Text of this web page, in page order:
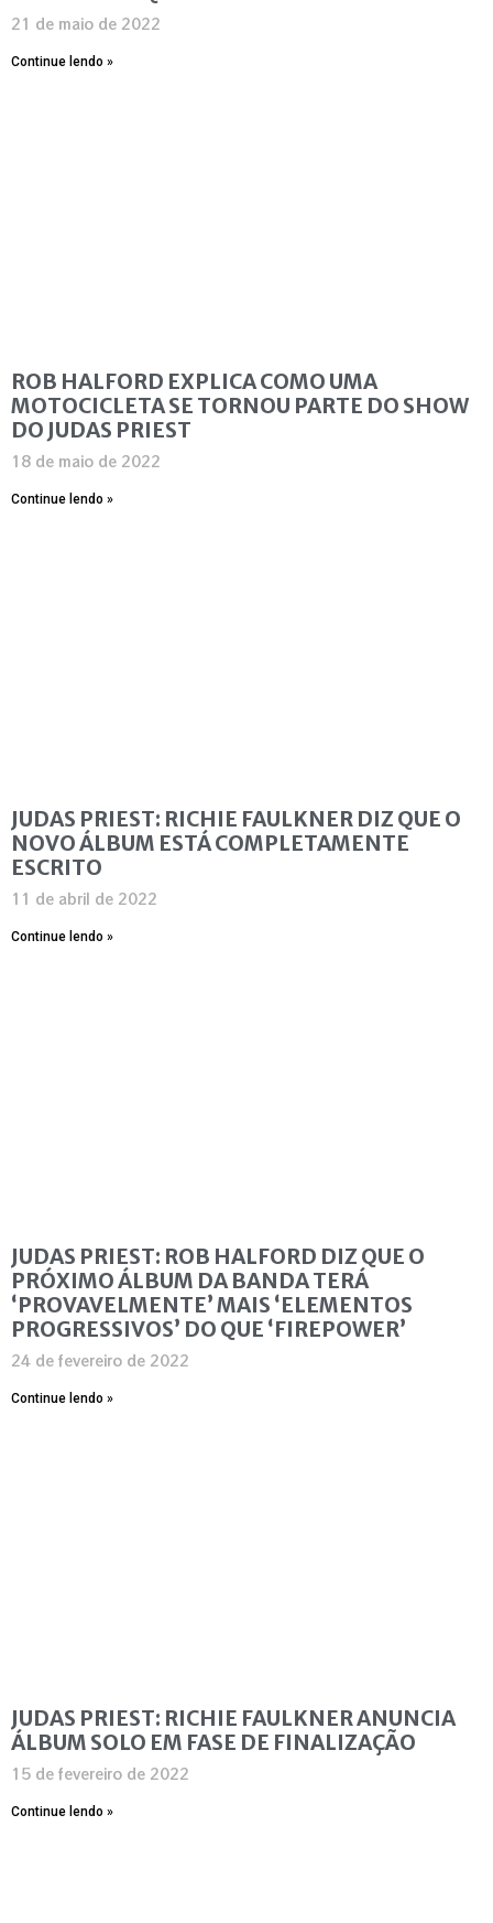
21 de maio de 2022
Continue lendo »
ROB HALFORD EXPLICA COMO UMA
MOTOCICLETA SE TORNOU PARTE DO SHOW
DO JUDAS PRIEST
18 de maio de 2022
Continue lendo »
JUDAS PRIEST: RICHIE FAULKNER DIZ QUE O
NOVO ÁLBUM ESTÁ COMPLETAMENTE
ESCRITO
11 de abril de 2022
Continue lendo »
JUDAS PRIEST: ROB HALFORD DIZ QUE O
PRÓXIMO ÁLBUM DA BANDA TERÁ
‘PROVAVELMENTE’ MAIS ‘ELEMENTOS
PROGRESSIVOS’ DO QUE ‘FIREPOWER’
24 de fevereiro de 2022
Continue lendo »
JUDAS PRIEST: RICHIE FAULKNER ANUNCIA
ÁLBUM SOLO EM FASE DE FINALIZAÇÃO
15 de fevereiro de 2022
Continue lendo »